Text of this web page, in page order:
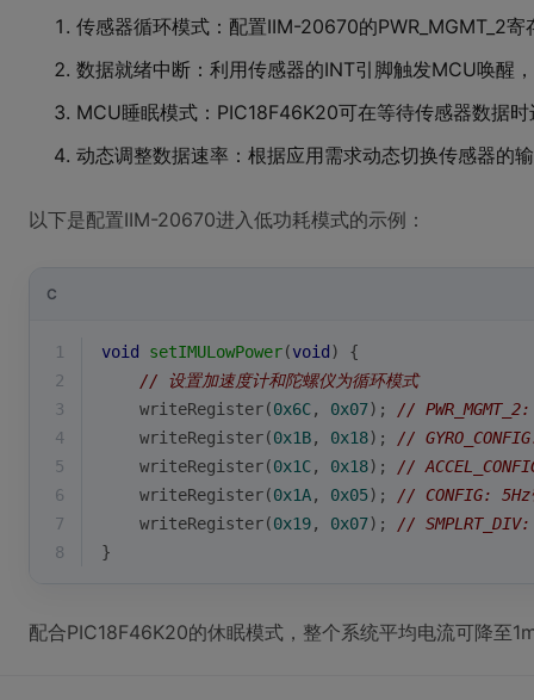
传感器循环模式：配置IIM-20670的PWR_MGMT_2
数据就绪中断：利用传感器的INT引脚触发MCU唤醒
MCU睡眠模式：PIC18F46K20可在等待传感器数据
动态调整数据速率：根据应用需求动态切换传感器的
以下是配置IIM-20670进入低功耗模式的示例：
C
1 void setIMULowPower(void )
{
2
// 设置加速度计和陀螺仪为循环模式
3
    writeRegister(
0x6C, 0x07); //
4
    writeRegister(
0x1B, 0x18); //
5
    writeRegister(
0x1C, 0x18); //
6
    writeRegister(
0x1A, 0x05); // CONFIG: 5Hz
7
    writeRegister(
0x19, 0x07); //
8
}
配合PIC18F46K20的休眠模式，整个系统平均电流可降至